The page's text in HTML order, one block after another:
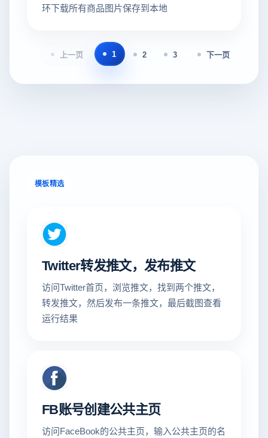
环下载所有商品图片保存到本地
上一页 1 2 3 下一页
模板精选
Twitter转发推文，发布推文
访问Twitter首页，浏览推文，找到两个推文，
转发推文，然后发布一条推文，最后截图查看
运行结果
FB账号创建公共主页
访问FaceBook的公共主页，输入公共主页的名